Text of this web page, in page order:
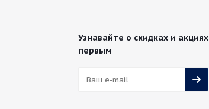
Узнавайте о скидках и акциях
первым